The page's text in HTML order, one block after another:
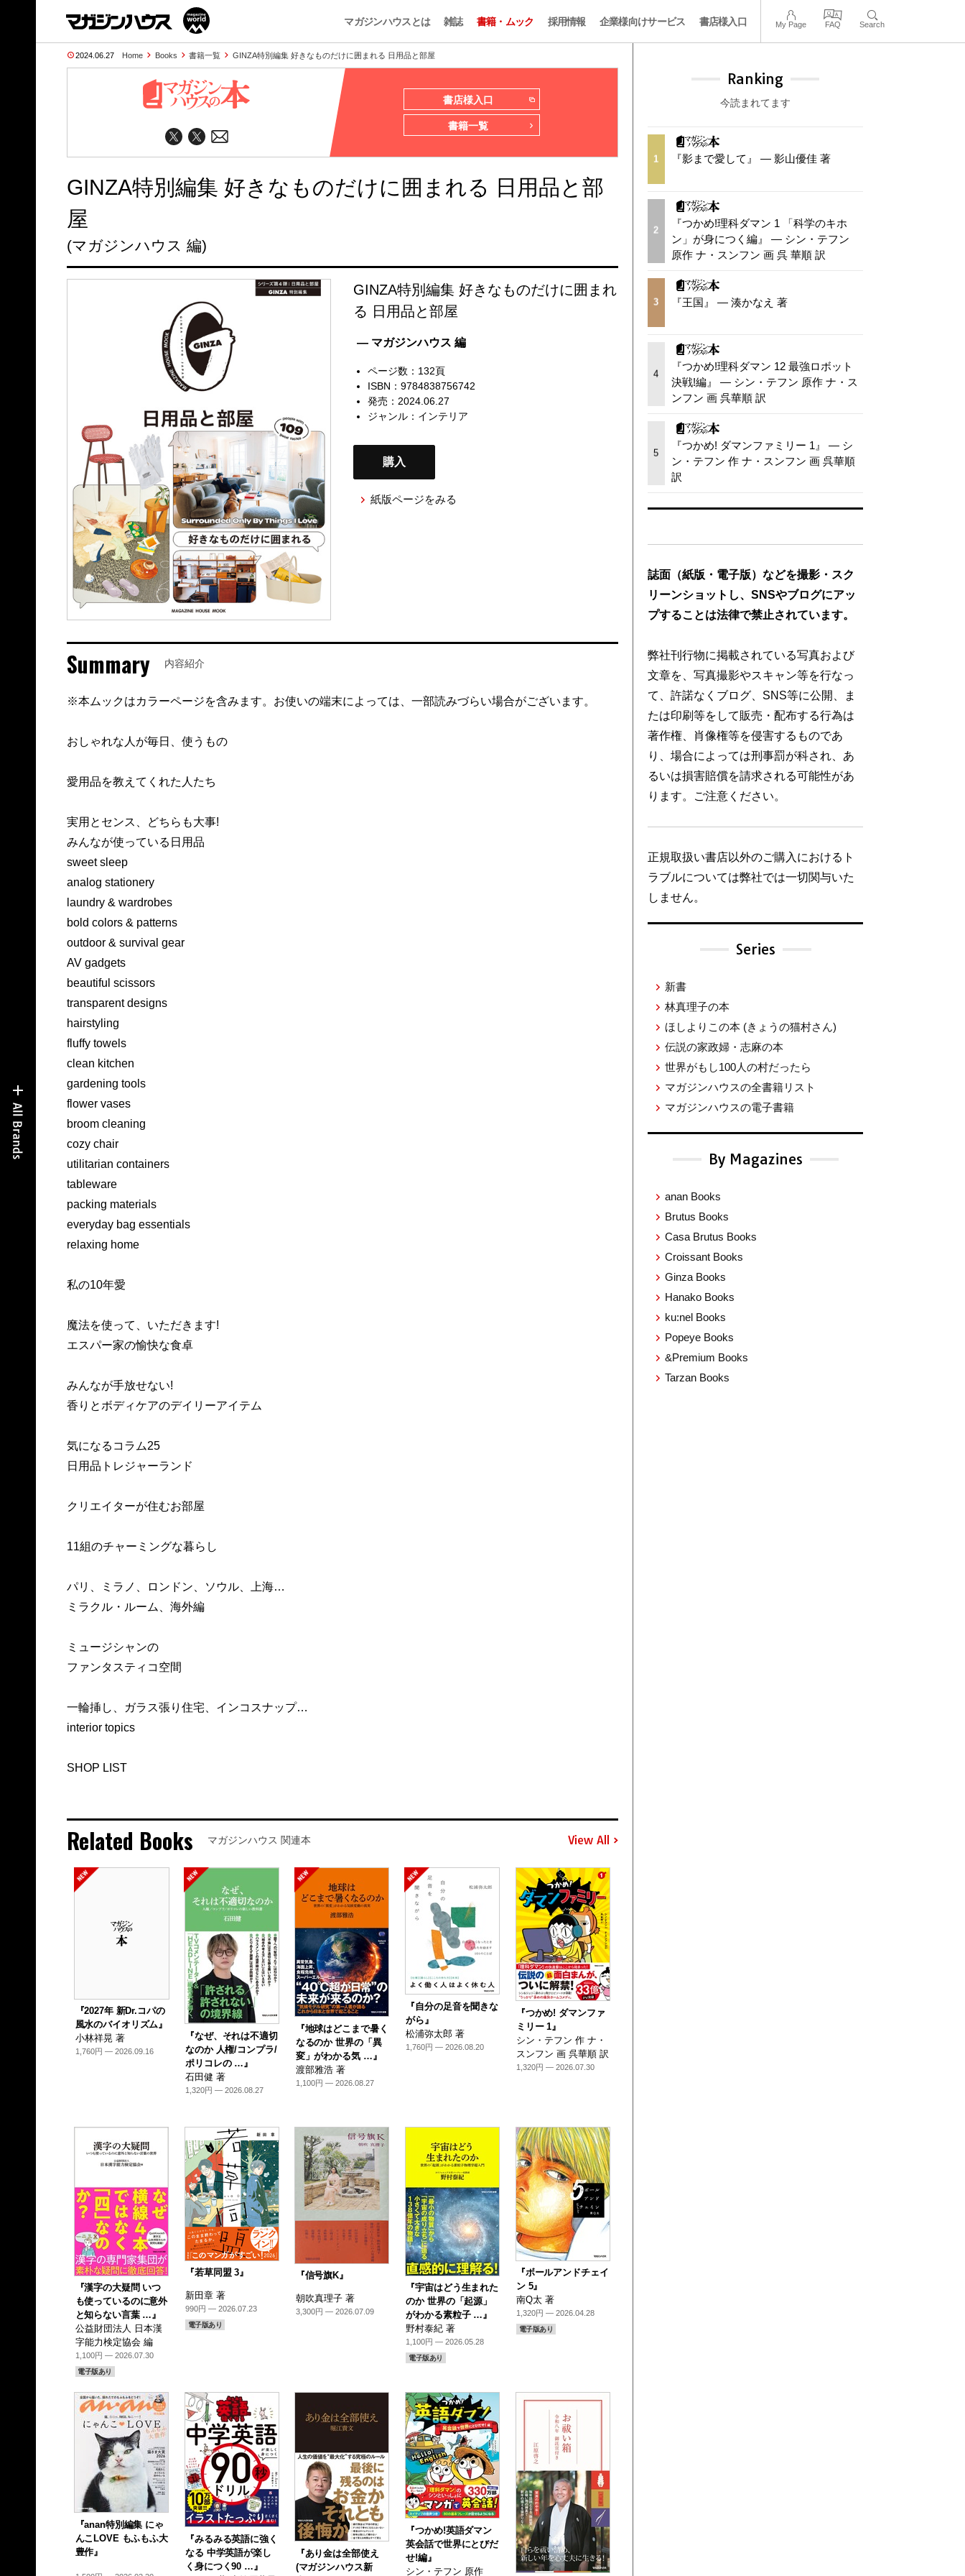
マガジンハウスとは 雑誌 書籍・ムック 採用情報 企業様向けサービス 書店様入口 My Page FAQ Search
2024.06.27 Home Books 書籍一覧 GINZA特別編集 好きなものだけに囲まれる 日用品と部屋
書店様入口
書籍一覧
GINZA特別編集 好きなものだけに囲まれる 日用品と部
屋
(マガジンハウス 編)
GINZA特別編集 好きなものだけに囲まれ
る 日用品と部屋
— マガジンハウス 編
ページ数：132頁
ISBN：9784838756742
発売：2024.06.27
ジャンル： インテリア
購入
紙版ページをみる
Summary 内容紹介
※本ムックはカラーページを含みます。お使いの端末によっては、一部読みづらい場合がございます。
おしゃれな人が毎日、使うもの
愛用品を教えてくれた人たち
実用とセンス、どちらも大事!
みんなが使っている日用品
sweet sleep
analog stationery
laundry & wardrobes
bold colors & patterns
outdoor & survival gear
AV gadgets
beautiful scissors
transparent designs
hairstyling
fluffy towels
clean kitchen
gardening tools
flower vases
broom cleaning
cozy chair
utilitarian containers
tableware
packing materials
everyday bag essentials
relaxing home
私の10年愛
魔法を使って、いただきます!
エスパー家の愉快な食卓
みんなが手放せない!
香りとボディケアのデイリーアイテム
気になるコラム25
日用品トレジャーランド
クリエイターが住むお部屋
11組のチャーミングな暮らし
パリ、ミラノ、ロンドン、ソウル、上海…
ミラクル・ルーム、海外編
ミュージシャンの
ファンタスティコ空間
一輪挿し、ガラス張り住宅、インコスナップ…
interior topics
SHOP LIST
Related Books マガジンハウス 関連本 View All
『2027年 新Dr.コパの
風水のバイオリズム』
小林祥晃 著
1,760円 — 2026.09.16
『なぜ、それは不適切
なのか 人権/コンプラ/
ポリコレの …』
石田健 著
1,320円 — 2026.08.27
『地球はどこまで暑く
なるのか 世界の「異
変」がわかる気 …』
渡部雅浩 著
1,100円 — 2026.08.27
『自分の足音を聞きな
がら』
松浦弥太郎 著
1,760円 — 2026.08.20
『つかめ! ダマンファ
ミリー 1』
シン・テフン 作 ナ・
スンフン 画 呉華順 訳
1,320円 — 2026.07.30
『漢字の大疑問 いつ
も使っているのに意外
と知らない言葉 …』
公益財団法人 日本漢
字能力検定協会 編
1,100円 — 2026.07.30
電子版あり
『若草同盟 3』
新田章 著
990円 — 2026.07.23
電子版あり
『信号旗K』
朝吹真理子 著
3,300円 — 2026.07.09
『宇宙はどう生まれた
のか 世界の「起源」
がわかる素粒子 …』
野村泰紀 著
1,100円 — 2026.05.28
電子版あり
『ボールアンドチェイ
ン 5』
南Q太 著
1,320円 — 2026.04.28
電子版あり
『anan特別編集 にゃ
んこLOVE もふもふ大
豊作』
『みるみる英語に強く
なる 中学英語が楽し
く身につく90 …』
『あり金は全部使え
(マガジンハウス新
『つかめ!英語ダマン
英会話で世界にとびだ
せ!編』
シン・テフン 原作
Ranking
今読まれてます
1 『影まで愛して』 — 影山優佳 著
2
『つかめ!理科ダマン 1 「科学のキホ
ン」が身につく編』 — シン・テフン
原作 ナ・スンフン 画 呉 華順 訳
3 『王国』 — 湊かなえ 著
4
『つかめ!理科ダマン 12 最強ロボット
決戦!編』 — シン・テフン 原作 ナ・ス
ンフン 画 呉華順 訳
5
『つかめ! ダマンファミリー 1』 — シ
ン・テフン 作 ナ・スンフン 画 呉華順
訳
誌面（紙版・電子版）などを撮影・スク
リーンショットし、SNSやブログにアッ
プすることは法律で禁止されています。
弊社刊行物に掲載されている写真および
文章を、写真撮影やスキャン等を行なっ
て、許諾なくブログ、SNS等に公開、ま
たは印刷等をして販売・配布する行為は
著作権、肖像権等を侵害するものであ
り、場合によっては刑事罰が科され、あ
るいは損害賠償を請求される可能性があ
ります。ご注意ください。
正規取扱い書店以外のご購入におけるト
ラブルについては弊社では一切関与いた
しません。
Series
新書
林真理子の本
ほしよりこの本 (きょうの猫村さん)
伝説の家政婦・志麻の本
世界がもし100人の村だったら
マガジンハウスの全書籍リスト
マガジンハウスの電子書籍
By Magazines
anan Books
Brutus Books
Casa Brutus Books
Croissant Books
Ginza Books
Hanako Books
ku:nel Books
Popeye Books
&Premium Books
Tarzan Books